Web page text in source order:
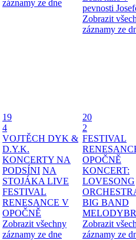
záznamy ze dne
pevnosti
Zobrazit
záznamy ze
19
4
VOJTĚCH DYK &
D.Y.K.
KONCERTY NA
PODSÍNI NA
STOJÁKA LIVE
FESTIVAL
RENESANCE V
OPOČNĚ
Zobrazit všechny
záznamy ze dne
20
2
FESTIVAL
OPOČNĚ
KONCERT:
LOVESONG
BIG BAND
Zobrazit
záznamy ze